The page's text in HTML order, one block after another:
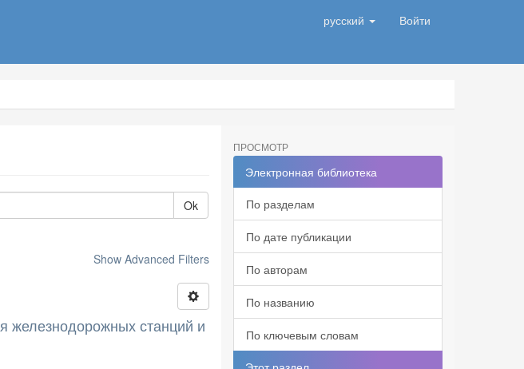
русский Войти
Ok
Show Advanced Filters
железнодорожных станций и
ПРОСМОТР
Электронная библиотека
По разделам
По дате публикации
По авторам
По названию
По ключевым словам